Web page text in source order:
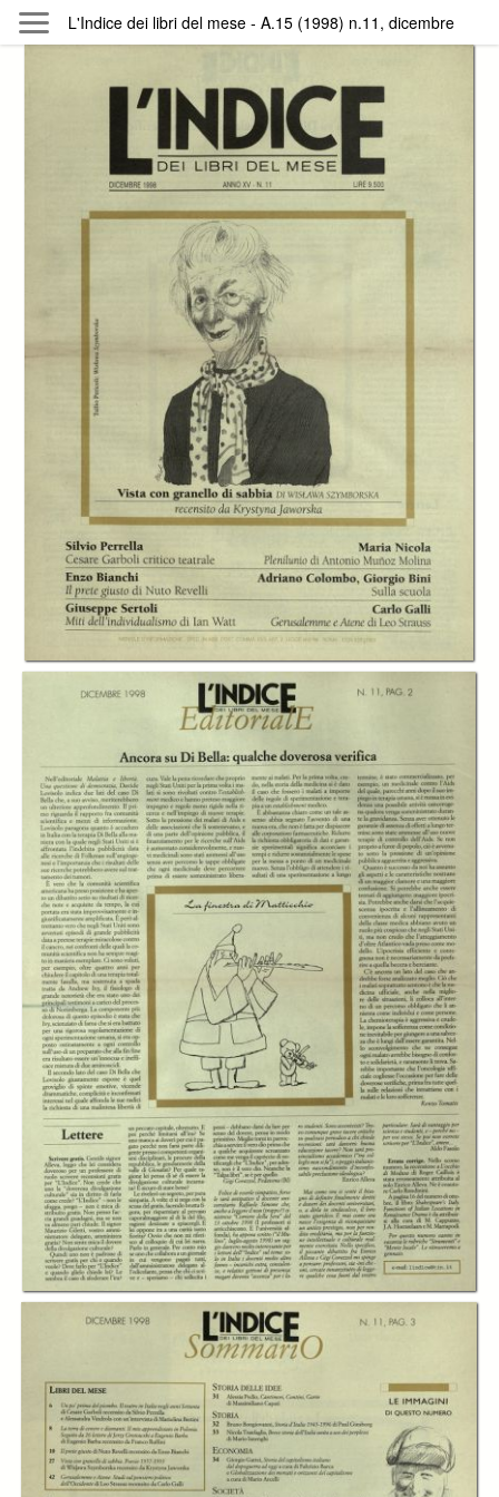
Skip to main content
Byterfly
Follow The Byterfly And Enjoy Open
Policy Collections
Search Term
L'Indice dei libri del mese - A.15 (1998) n.11, dicembre
In collections
L’Indice dei libri del mese
Title:
L'Indice dei libri del mese - A.15 (1998) n.11, dicembre
Table of contents:
-Sommariopage 3
Publisher:
Indice Scarl
Date: